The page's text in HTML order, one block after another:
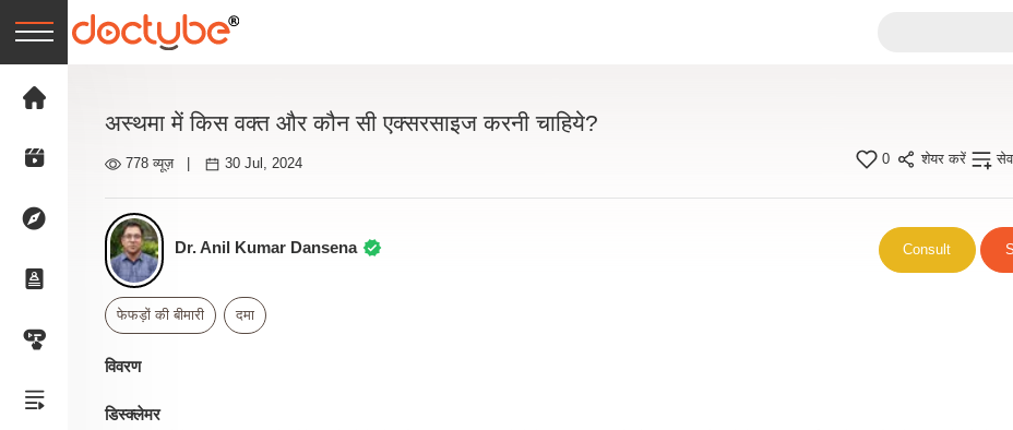
अस्थमा में किस वक्त और कौन सी एक्सरसाइज करनी चाहिये?
778 व्यूज़ 30 Jul, 2024 0 शेयर करें
Dr. Anil Kumar Dansena Consult
फेफड़ों की बीमारी दमा
विवरण
डिस्क्लेमर